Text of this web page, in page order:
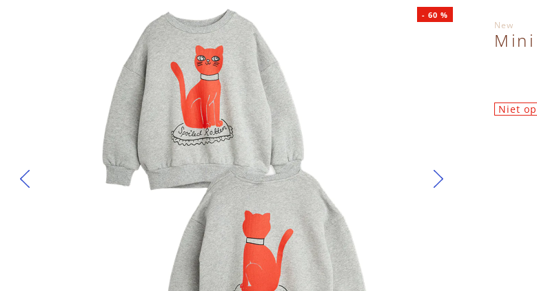
Ga naar het einde van de afbeeldingen-gallerij - 60 %
New
Niet